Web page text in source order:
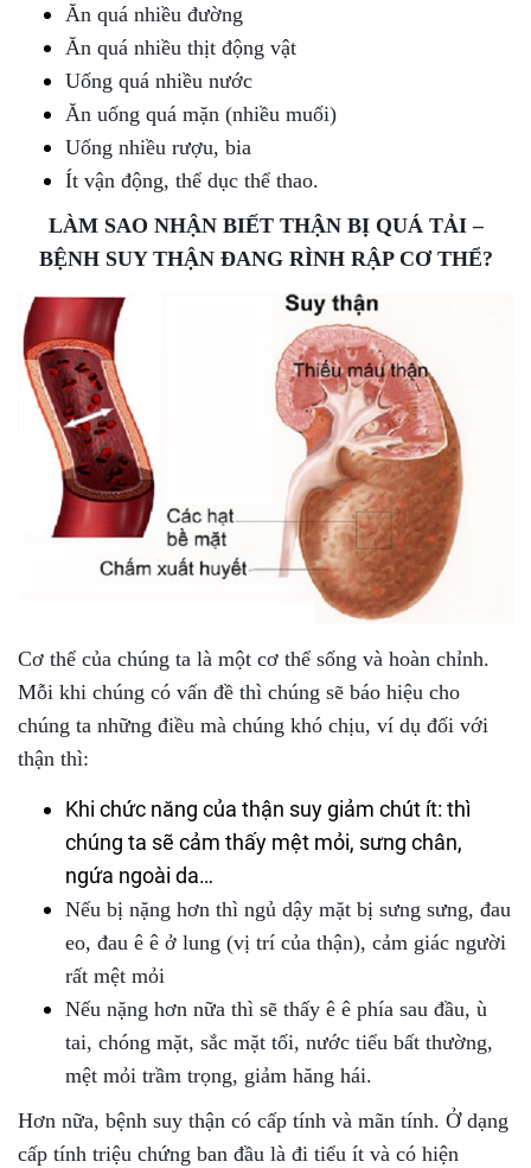
Ăn quá nhiều đường
Ăn quá nhiều thịt động vật
Uống quá nhiều nước
Ăn uống quá mặn (nhiều muối)
Uống nhiều rượu, bia
Ít vận động, thể dục thể thao.
LÀM SAO NHẬN BIẾT THẬN BỊ QUÁ TẢI –
BỆNH SUY THẬN ĐANG RÌNH RẬP CƠ THỂ?
Cơ thể của chúng ta là một cơ thể sống và hoàn chỉnh.
Mỗi khi chúng có vấn đề thì chúng sẽ báo hiệu cho
chúng ta những điều mà chúng khó chịu, ví dụ đối với
thận thì:
Khi chức năng của thận suy giảm chút ít: thì
chúng ta sẽ cảm thấy mệt mỏi, sưng chân,
ngứa ngoài da…
Nếu bị nặng hơn thì ngủ dậy mặt bị sưng sưng, đau
eo, đau ê ê ở lung (vị trí của thận), cảm giác người
rất mệt mỏi
Nếu nặng hơn nữa thì sẽ thấy ê ê phía sau đầu, ù
tai, chóng mặt, sắc mặt tối, nước tiểu bất thường,
mệt mỏi trầm trọng, giảm hăng hái.
Hơn nữa, bệnh suy thận có cấp tính và mãn tính. Ở dạng
cấp tính triệu chứng ban đầu là đi tiểu ít và có hiện